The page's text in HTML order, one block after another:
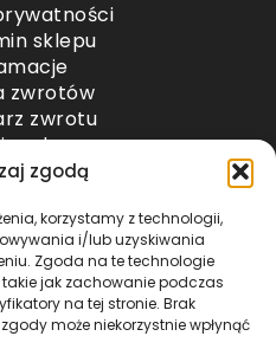
zgodą
korzystamy z technologii,
i/lub uzyskiwania
Zgoda na te technologie
jak zachowanie podczas
na tej stronie. Brak
może niekorzystnie wpłynąć
sklepu
zwrotów
zwrotu
od umowy
– przesyłki paletowe